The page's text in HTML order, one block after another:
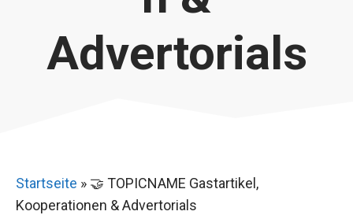
Advertorials
Startseite » 🤝 TOPICNAME Gastartikel,
Kooperationen & Advertorials